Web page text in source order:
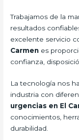
Trabajamos de la
resultados
excelente servicio
Carmen es
confianza,
La tecnología nos
industria con
urgencias en El
conocimientos,
durabilidad.